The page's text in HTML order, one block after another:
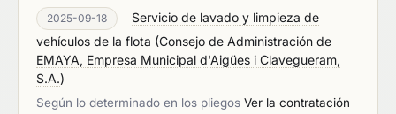
2025-09-18
Servicio de lavado y limpieza de
vehículos de la flota (Consejo de Administración de
EMAYA, Empresa Municipal d'Aigües i Clavegueram,
S.A.)
Según lo determinado en los pliegos Ver la contratación